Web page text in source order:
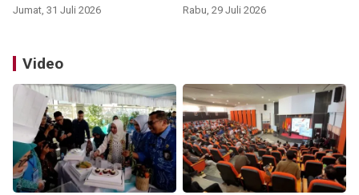
Jumat, 31 Juli 2026 Rabu, 29 Juli 2026
Video